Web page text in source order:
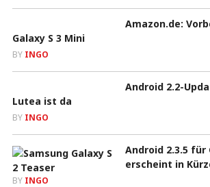
Amazon.de:
Galaxy S 3 Mini
BY INGO
Android 2.2-
Lutea ist da
BY INGO
Android 2.3.5 für
erscheint in
BY INGO